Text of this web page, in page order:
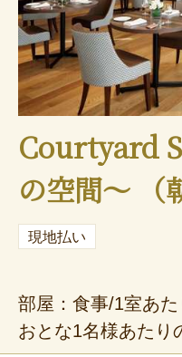
Courtyard
の空間～ （
現地払い
部屋：食事/1室あた
おとな1名様あたり